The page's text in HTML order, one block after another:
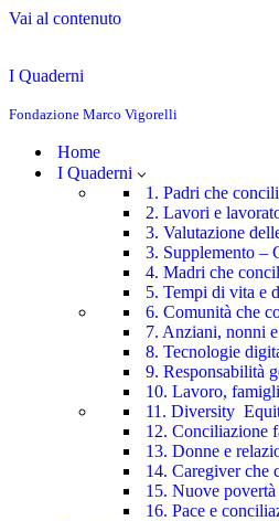
Vai al contenuto
I Quaderni
Fondazione Marco Vigorelli
Home
I Quaderni
1. Padri che
2. Lavori e
3. Valutazione
3. Supplemento –
4. Madri che
5. Tempi di vita e
6. Comunità che
7. Anziani, nonni
8. Tecnologie
9. Responsabilità
10. Lavoro,
11. Diversity
12. Conciliazione
13. Donne e
14. Caregiver che
15. Nuove povertà
16. Pace e